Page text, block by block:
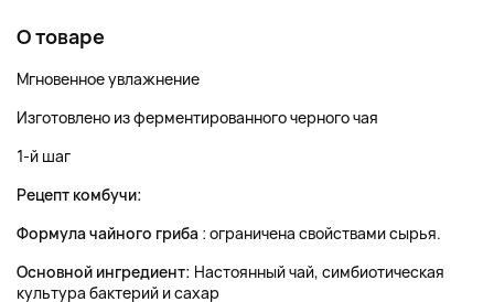
О товаре
Мгновенное увлажнение
Изготовлено из ферментированного черного чая
1-й шаг
Рецепт комбучи:
Формула чайного гриба : ограничена свойствами сырья.
Основной ингредиент: Настоянный чай, симбиотическая
культура бактерий и сахар